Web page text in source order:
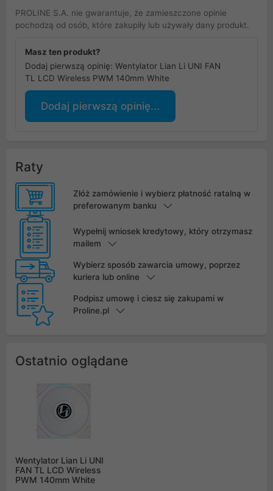
PROLINE S.A. nie gwarantuje, że zamieszczone opinie
pochodzą od osób, które zakupiły lub używały dany produkt.
Masz ten produkt?
Dodaj pierwszą opinię: Wentylator Lian Li UNI FAN
TL LCD Wireless PWM 140mm White
Dodaj pierwszą opinię...
Raty
Złóż zamówienie i wybierz płatność ratalną w
preferowanym banku
Wypełnij wniosek kredytowy, który otrzymasz
mailem
Wybierz sposób zawarcia umowy, poprzez
kuriera lub online
Podpisz umowę i ciesz się zakupami w
Proline.pl
Ostatnio oglądane
Wentylator Lian Li UNI
FAN TL LCD Wireless
PWM 140mm White